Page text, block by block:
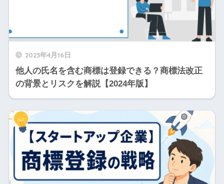
2023年4月16日
他人の氏名を含む商標は登録できる？商標法改正
の背景とリスクを解説【2024年版】